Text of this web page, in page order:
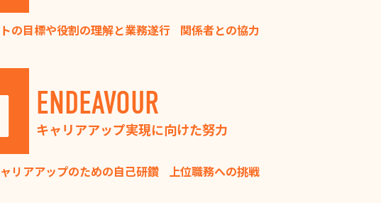
の目標や役割の理解と業務遂行 関係者との協力
ENDEAVOUR
キャリアアップ実現に向けた努力
リアアップのための自己研鑽 上位職務への挑戦